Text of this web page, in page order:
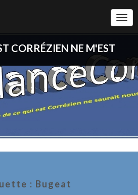
CORRÉZIEN NE M'EST
: Bugeat